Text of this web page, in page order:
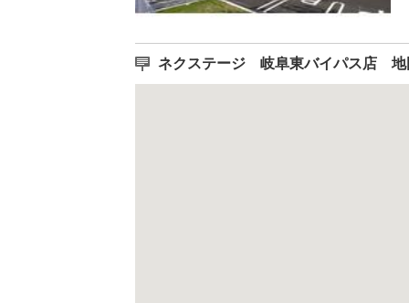
ネクステージ 岐阜東バイパス店 地